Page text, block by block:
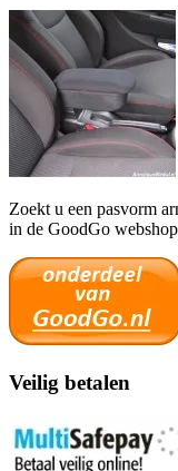
Zoekt u een pasvorm
in de GoodGo webshop
Veilig betalen